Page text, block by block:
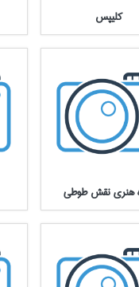
كليپس
هنري نقش طوطي